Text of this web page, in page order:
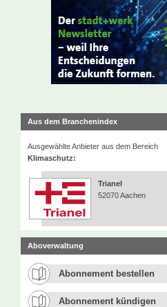
Aus dem Branchenindex
Ausgewählte Anbieter aus dem Bereich
Klimaschutz:
Trianel
52070 Aachen
Aboverwaltung
Abonnement bestellen
Abonnement kündigen